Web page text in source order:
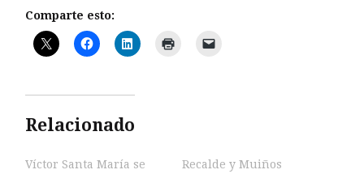
Comparte esto:
Relacionado
Víctor Santa María se
Recalde y Muiños